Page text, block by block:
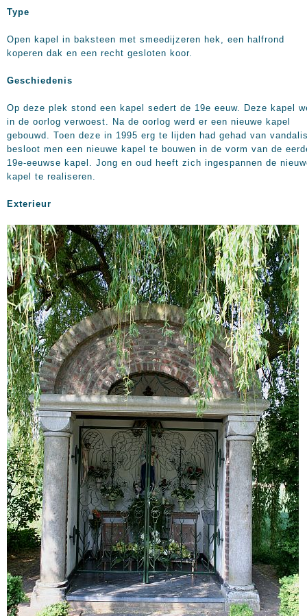
Type
Open kapel in baksteen met smeedijzeren hek, een halfrond
koperen dak en een recht gesloten koor.
Geschiedenis
Op deze plek stond een kapel sedert de 19e eeuw. Deze kapel
in de oorlog verwoest. Na de oorlog werd er een nieuwe kapel
gebouwd. Toen deze in 1995 erg te lijden had gehad van
besloot men een nieuwe kapel te bouwen in de vorm van de
19e-eeuwse kapel. Jong en oud heeft zich ingespannen de
kapel te realiseren.
Exterieur